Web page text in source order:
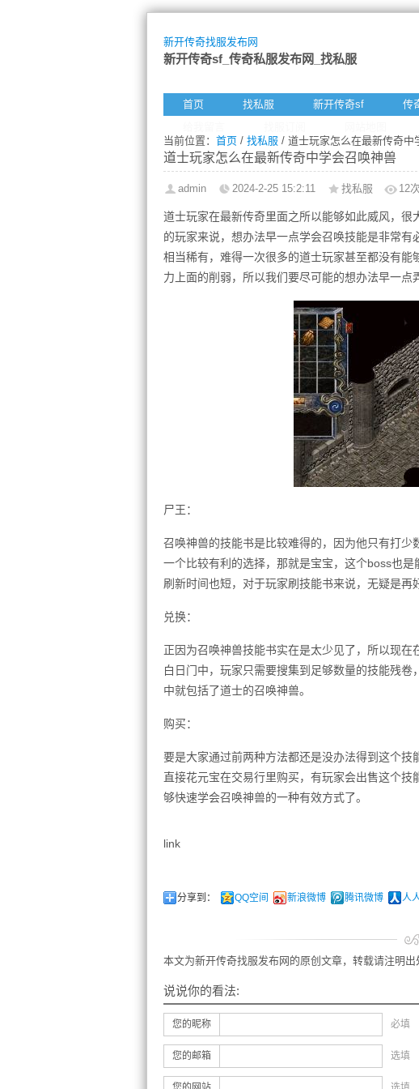
新开传奇找服发布网
新开传奇sf_传奇私服发布网_找私服
首页 找私服 新开传奇sf 传
当前位置： 首页 / 找私服 / 道士玩家怎么在最新传奇中
道士玩家怎么在最新传奇中学会召唤神兽
admin 2024-2-25 15:2:11 找私服 12
道士玩家在最新传奇里面之所以能够如此威风，
的玩家来说，想办法早一点学会召唤技能是非常
相当稀有，难得一次很多的道士玩家甚至都没有
力上面的削弱，所以我们要尽可能的想办法早一点
尸王：
召唤神兽的技能书是比较难得的，因为他只有打
一个比较有利的选择，那就是宝宝，这个boss也
刷新时间也短，对于玩家刷技能书来说，无疑是再
兑换：
正因为召唤神兽技能书实在是太少见了，所以现
白日门中，玩家只需要搜集到足够数量的技能残
中就包括了道士的召唤神兽。
购买：
要是大家通过前两种方法都还是没办法得到这个
直接花元宝在交易行里购买，有玩家会出售这个
够快速学会召唤神兽的一种有效方式了。
link
分享到： QQ空间 新浪微博 腾讯微博 人
本文为新开传奇找服发布网的原创文章，转载请注明出
说说你的看法:
您的昵称 必填
您的邮箱 选填